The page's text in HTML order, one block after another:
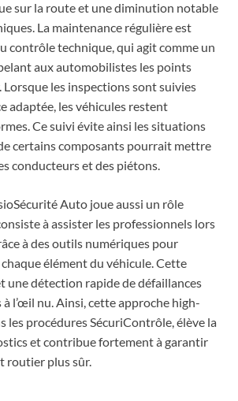
sur la route et une diminution notable
La maintenance régulière est
contrôle technique, qui agit comme un
aux automobilistes les points
Lorsque les inspections sont suivies
adaptée, les véhicules restent
Ce suivi évite ainsi les situations
certains composants pourrait mettre
conducteurs et des piétons.
Auto joue aussi un rôle
à assister les professionnels lors
à des outils numériques pour
élément du véhicule. Cette
une détection rapide de défaillances
l’œil nu. Ainsi, cette approche high-
les procédures SécuriContrôle, élève la
et contribue fortement à garantir
routier plus sûr.